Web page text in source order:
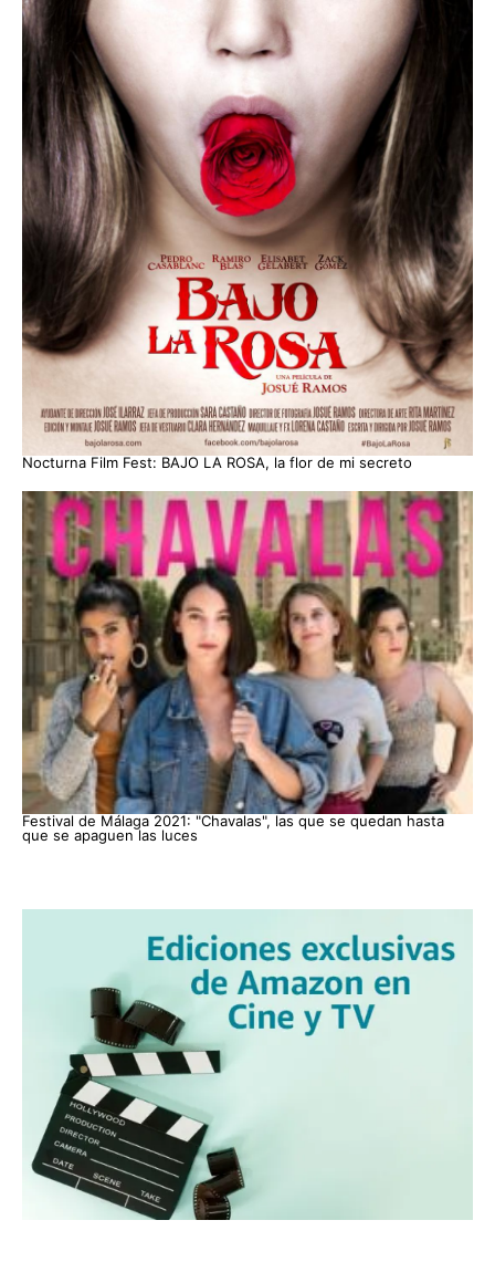
Nocturna Film Fest: BAJO LA ROSA, la flor de mi secreto
Festival de Málaga 2021: "Chavalas", las que se quedan hasta
que se apaguen las luces